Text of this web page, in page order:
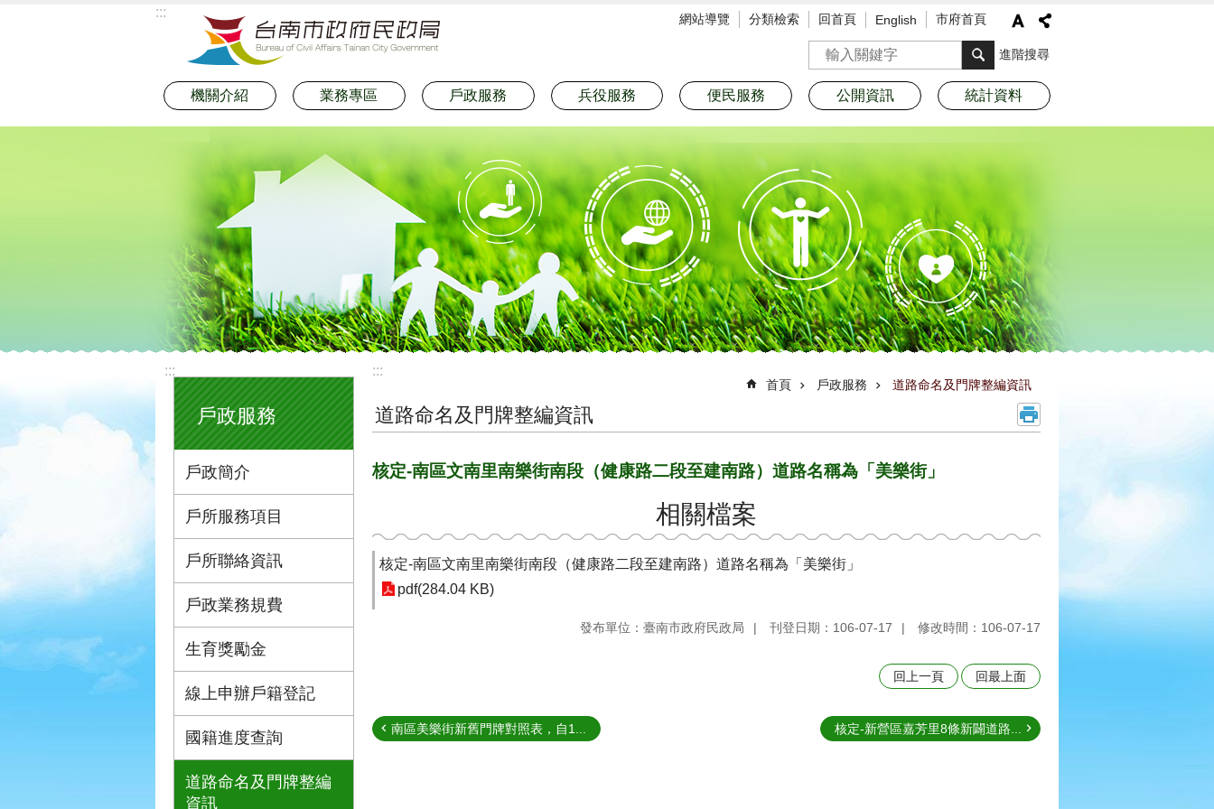
::: 網站導覽 分類檢索 回首頁 English 市府首頁
搜尋 進階搜尋
機關介紹 業務專區 戶政服務 兵役服務 便民服務 公開資訊 統計資料
:::
戶政服務
戶政簡介
戶所服務項目
戶所聯絡資訊
戶政業務規費
生育獎勵金
線上申辦戶籍登記
國籍進度查詢
道路命名及門牌整編
資訊
:::
首頁 戶政服務 道路命名及門牌整編資訊
道路命名及門牌整編資訊
核定-南區文南里南樂街南段（健康路二段至建南路）道路名稱為「美樂街」
相關檔案
核定-南區文南里南樂街南段（健康路二段至建南路）道路名稱為「美樂街」
pdf(284.04 KB)
發布單位：臺南市政府民政局 刊登日期：106-07-17 修改時間：106-07-17
回上一頁 回最上面
南區美樂街新舊門牌對照表，自1... 核定-新營區嘉芳里8條新闢道路...